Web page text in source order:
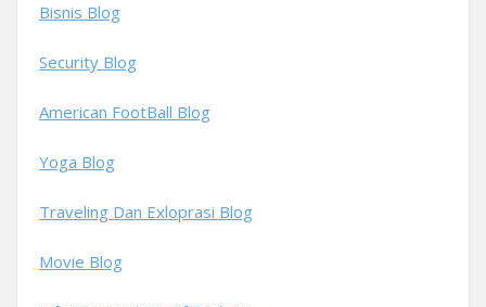
Bisnis Blog
Security Blog
American FootBall Blog
Yoga Blog
Traveling Dan Exloprasi Blog
Movie Blog